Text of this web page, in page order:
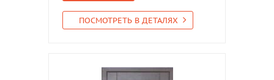
ПОСМОТРЕТЬ В ДЕТАЛЯХ